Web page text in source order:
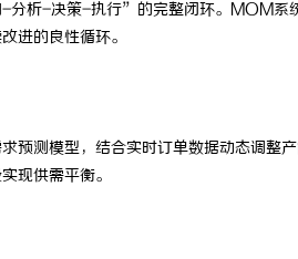
分析-决策-执行”的完整闭环。MOM系
进的良性循环。
预测模型，结合实时订单数据动态调整
现供需平衡。